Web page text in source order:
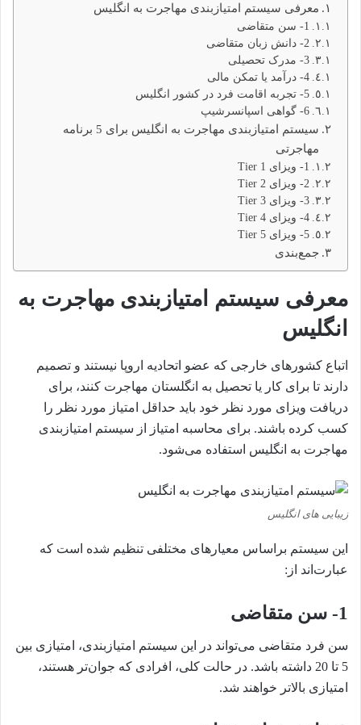
معرفی سیستم امتیازبندی مهاجرت به انگلیس
1- سن متقاضی
2- دانش زبان متقاضی
3- مدرک تحصیلی
4- درآمد یا تمکن مالی
5- تجربه اقامت فرد در کشور انگلیس
6- گواهی اسپانسرشیپ
سیستم امتیازبندی مهاجرت به انگلیس برای 5 برنامه
مهاجرتی
1- ویزای Tier 1
2- ویزای Tier 2
3- ویزای Tier 3
4- ویزای Tier 4
5- ویزای Tier 5
جمع‌بندی
معرفی سیستم امتیازبندی مهاجرت به
انگلیس
اتباع کشورهای خارجی که عضو اتحادیه اروپا نیستند و تصمیم
دارند تا برای کار یا تحصیل به انگلستان مهاجرت کنند، برای
دریافت ویزای مورد نظر خود باید حداقل امتیاز مورد نظر را
کسب کرده باشند. برای محاسبه امتیاز از سیستم امتیازبندی
مهاجرت به انگلیس استفاده می‌شود.
زیبایی های انگلیس
این سیستم براساس معیارهای مختلفی تنظیم شده است که
عبارت‌اند از:
1- سن متقاضی
سن فرد متقاضی می‌تواند در این سیستم امتیازبندی، امتیازی بین
5 تا 20 داشته باشد. در حالت کلی، افرادی که جوان‌تر هستند،
امتیازی بالاتر خواهند شد.